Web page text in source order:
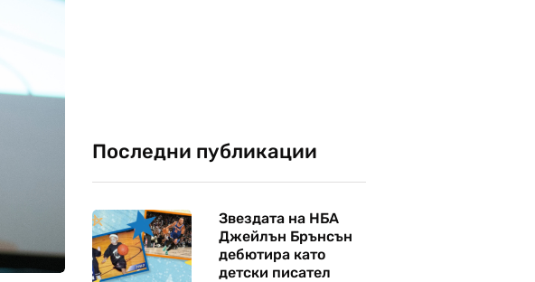
Последни публикации
Звездата на НБА
Джейлън Брънсън
дебютира като
детски писател